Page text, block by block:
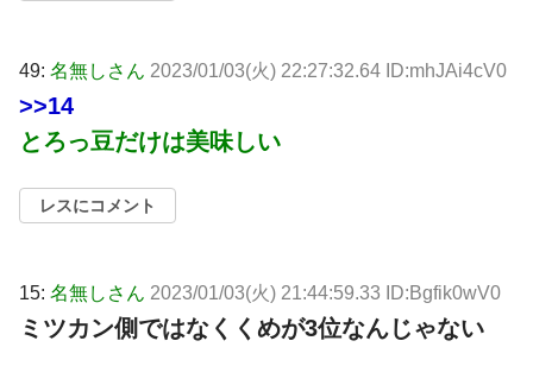
49: 名無しさん 2023/01/03(火) 22:27:32.64 ID:mhJAi4cV0
>>14
とろっ豆だけは美味しい
レスにコメント
15: 名無しさん 2023/01/03(火) 21:44:59.33 ID:Bgfik0wV0
ミツカン側ではなくくめが3位なんじゃない